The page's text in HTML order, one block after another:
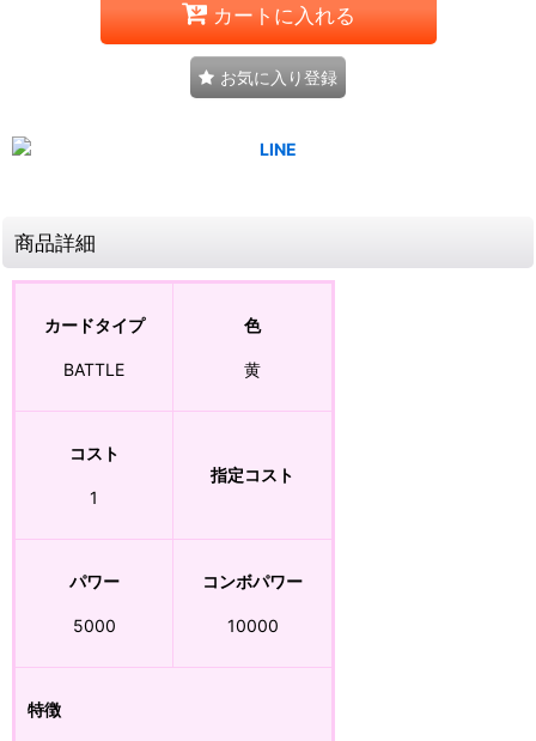
カートに入れる
お気に入り登録
商品詳細
カードタイプ
BATTLE
色
黄
コスト
1
指定コスト
パワー
5000
コンボパワー
10000
特徴